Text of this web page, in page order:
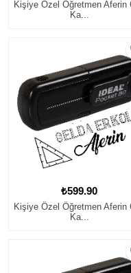
Kişiye Özel Öğretmen Aferin
Ka...
₺599.90
Kişiye Özel Öğretmen Aferin
Ka...